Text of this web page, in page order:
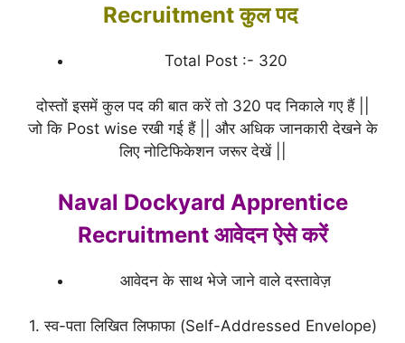
Recruitment कुल पद
Total Post :- 320
दोस्तों इसमें कुल पद की बात करें तो 320 पद निकाले गए हैं ||
जो कि Post wise रखी गई हैं || और अधिक जानकारी देखने के
लिए नोटिफिकेशन जरूर देखें ||
Naval Dockyard Apprentice
Recruitment आवेदन ऐसे करें
आवेदन के साथ भेजे जाने वाले दस्तावेज़
1. स्व-पता लिखित लिफाफा (Self-Addressed Envelope)